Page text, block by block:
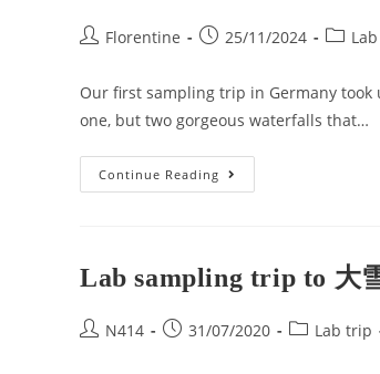
Florentine 25/11/2024
Our first sampling trip in Germany
one, but two gorgeous waterfalls that…
Continue Reading
Lab sampling trip to 大
N414 31/07/2020 Lab trip